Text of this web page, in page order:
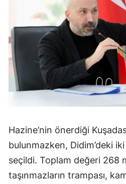
Hazine’nin önerdiği
bulunmazken, Didim’deki
seçildi. Toplam değeri 268
taşınmazların trampası,